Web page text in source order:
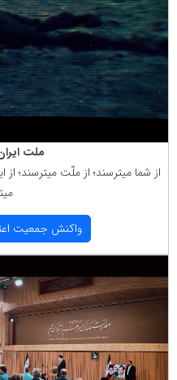
ملت
از شما میترسند؛ از ملّت میترسند؛
واكنش جمعیت